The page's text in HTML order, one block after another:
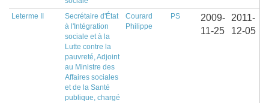
Leterme II
Secrétaire d'État
à l'Intégration
sociale et à la
Lutte contre la
pauvreté, Adjoint
au Ministre des
Affaires sociales
et de la Santé
publique, chargé
Courard
Philippe
PS
2009-
11-25
2011-
12-05